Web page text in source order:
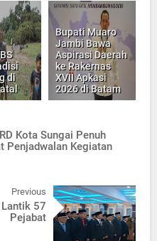
di
Bupati Muaro
Jambi Bawa
Aspirasi Daerah
ke Rakernas
XVII Apkasi
2026 di Batam
Kota Sungai Penuh
Penjadwalan Kegiatan
Previous
57
Pejabat